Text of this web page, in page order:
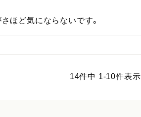
ほど気にならないです。
14件中 1-10件表示